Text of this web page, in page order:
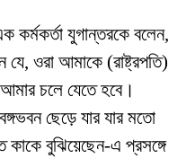
কর্মকর্তা যুগান্তরকে বলেন,
যে, ওরা আমাকে (রাষ্ট্রপতি)
চলে যেতে হবে।
ছেড়ে যার যার মতো
কাকে বুঝিয়েছেন-এ প্রসঙ্গে